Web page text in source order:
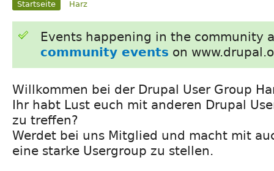
Startseite Harz
Events happening in the community
community events on
Willkommen bei der Drupal User Group
Ihr habt Lust euch mit anderen Drupal
zu treffen?
Werdet bei uns Mitglied und macht mit
eine starke Usergroup zu stellen.